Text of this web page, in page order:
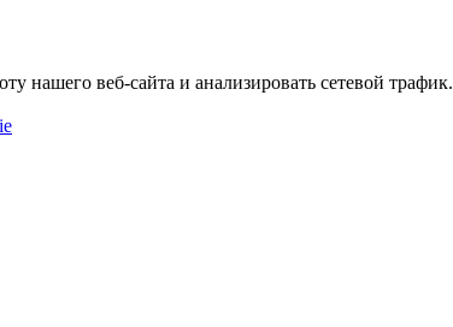
нашего веб-сайта и анализировать сетевой трафик.